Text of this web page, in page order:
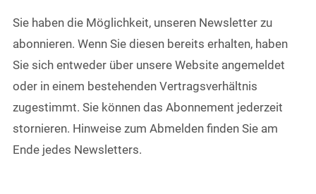
Sie haben die Möglichkeit, unseren Newsletter zu
abonnieren. Wenn Sie diesen bereits erhalten, haben
Sie sich entweder über unsere Website angemeldet
oder in einem bestehenden Vertragsverhältnis
zugestimmt. Sie können das Abonnement jederzeit
stornieren. Hinweise zum Abmelden finden Sie am
Ende jedes Newsletters.